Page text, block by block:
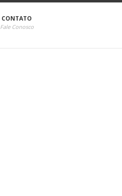
CONTATO
Fale Conosco